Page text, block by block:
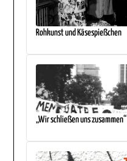
Rohkunst und Käsespießchen
„Wir schließen uns zusammen“